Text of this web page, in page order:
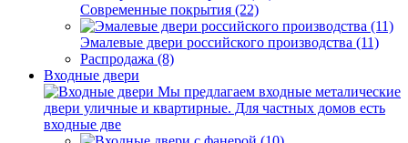
Современные покрытия (22)
Эмалевые двери российского производства (11)
Распродажа (8)
Входные двери
Мы предлагаем входные металические
двери уличные и квартирные. Для частных домов есть
входные две